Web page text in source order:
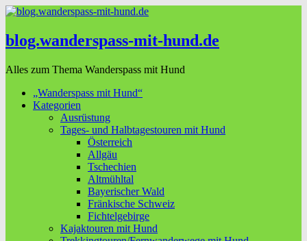
blog.wanderspass-mit-hund.de
Alles zum Thema Wanderspass mit Hund
„Wanderspass mit Hund“
Kategorien
Ausrüstung
Tages- und Halbtagestouren mit Hund
Österreich
Allgäu
Tschechien
Altmühltal
Bayerischer Wald
Fränkische Schweiz
Fichtelgebirge
Kajaktouren mit Hund